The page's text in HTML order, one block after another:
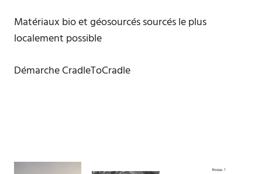
Matériaux bio et géosourcés sourcés le plus
localement possible
Démarche CradleToCradle